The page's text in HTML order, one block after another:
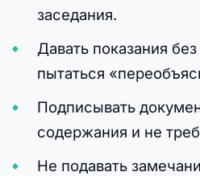
заседания.
Давать показания
пытаться
Подписывать
содержания и не
Не подавать